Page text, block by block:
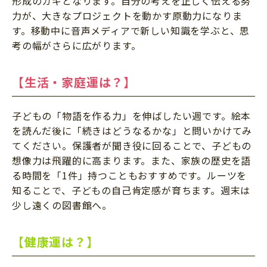
力が、大きなプロジェクトを動かす原動力になりま
す。移動中に音声メディアで新しい知識を学ぶと、思
考の幅がさらに広がります。
【生活・家庭運は？】
子どもの「物語を作る力」を伸ばしたい週です。絵本
を読んだ後に「続きはどうなるかな」と問いかけてみ
てください。保護者が聞き役に回ることで、子どもの
想像力は飛躍的に高まります。また、家族の歴史を語
る時間を「1件」持つこともおすすめです。ルーツを
知ることで、子どもの自己肯定感が育ちます。週末は
少し遠くの図書館へ。
【健康運は？】